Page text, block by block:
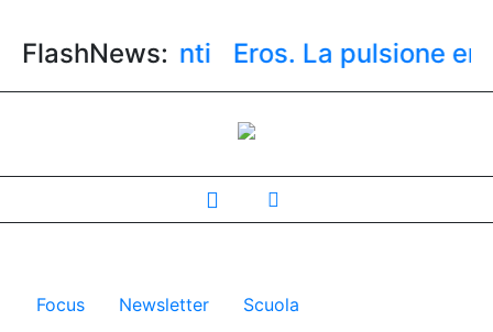
FlashNews:
adolescenti Eros. La pulsione
Focus Newsletter Scuola